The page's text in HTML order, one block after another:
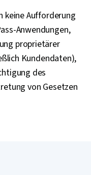
keine Aufforderung
Anwendungen,
proprietärer
Kundendaten),
des
von Gesetzen